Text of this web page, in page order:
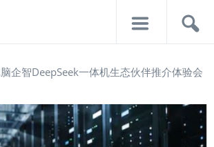
企智DeepSeek一体机生态伙伴推介体验会